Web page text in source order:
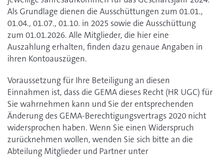
Als Grundlage dienen die Ausschüttungen zum 01.01.,
01.04., 01.07., 01.10. in 2025 sowie die Ausschüttung
zum 01.01.2026. Alle Mitglieder, die hier eine
Auszahlung erhalten, finden dazu genaue Angaben in
ihren Kontoauszügen.
Voraussetzung für Ihre Beteiligung an diesen
Einnahmen ist, dass die GEMA dieses Recht (HR UGC) für
Sie wahrnehmen kann und Sie der entsprechenden
Änderung des GEMA-Berechtigungsvertrags 2020 nicht
widersprochen haben. Wenn Sie einen Widerspruch
zurücknehmen wollen, wenden Sie sich bitte an die
Abteilung Mitglieder und Partner unter